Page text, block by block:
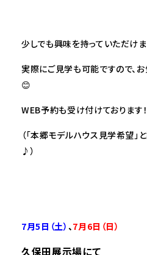
少しでも興味を持っていただけま
実際にご見学も可能ですので、
😊
WEB予約も受け付けております！
（「本郷モデルハウス見学希望」
♪）
7月5 日（土） 、7月6日（日）
久保田展示場にて